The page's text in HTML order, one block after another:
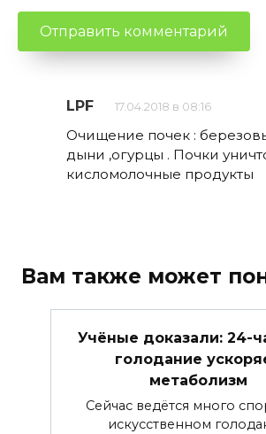
LPF 17.04.2018 в 08:16
Очищение почек :
дыни ,огурцы . Почки
кисломолочные продукты
Вам также может
Учёные доказали: 24-
голодание
метаболизм
Сейчас ведётся много
искусственном